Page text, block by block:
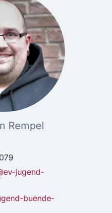
Rempel
jugend-
buende-